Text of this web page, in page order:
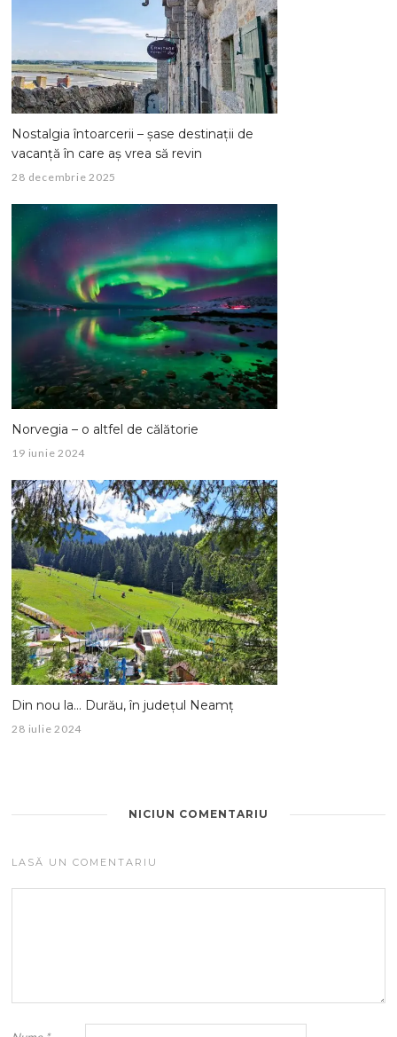
Nostalgia întoarcerii – șase destinații de
vacanță în care aș vrea să revin
28 decembrie 2025
Norvegia – o altfel de călătorie
19 iunie 2024
Din nou la… Durău, în județul Neamț
28 iulie 2024
NICIUN COMENTARIU
LASĂ UN COMENTARIU